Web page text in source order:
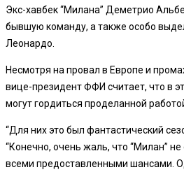
Экс-хавбек “Милана” Деметрио
бывшую команду, а также особо
Леонардо.
Несмотря на провал в Европе и
вице-президент ФФИ считает, что в
могут гордиться проделанной
“Для них это был фантастический
“Конечно, очень жаль, что “Милан”
всеми предоставленными шансами.